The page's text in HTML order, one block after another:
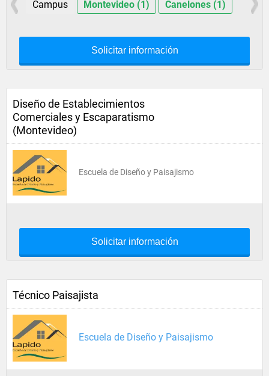
Campus Montevideo (1) Canelones (1)
Solicitar información
Diseño de Establecimientos
Comerciales y Escaparatismo
(Montevideo)
Escuela de Diseño y Paisajismo
Solicitar información
Técnico Paisajista
Escuela de Diseño y Paisajismo